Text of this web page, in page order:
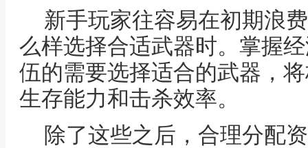
新手玩家往容易在初期浪
么样选择合适武器时。掌握
伍的需要选择适合的武器，
生存能力和击杀效率。
除了这些之后，合理分配